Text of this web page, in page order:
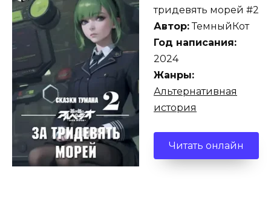
тридевять морей #2
Автор:ТемныйКот
Год написания:
2024
Жанры:
Альтернативная
история
Читать онлайн